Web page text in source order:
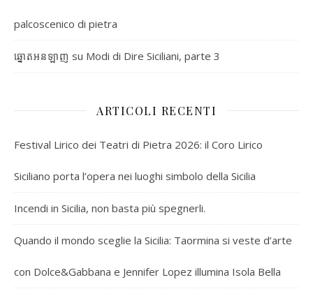
palcoscenico di pietra
ឆ្នោតអនឡាញ su Modi di Dire Siciliani, parte 3
ARTICOLI RECENTI
Festival Lirico dei Teatri di Pietra 2026: il Coro Lirico
Siciliano porta l’opera nei luoghi simbolo della Sicilia
Incendi in Sicilia, non basta più spegnerli.
Quando il mondo sceglie la Sicilia: Taormina si veste d’arte
con Dolce&Gabbana e Jennifer Lopez illumina Isola Bella